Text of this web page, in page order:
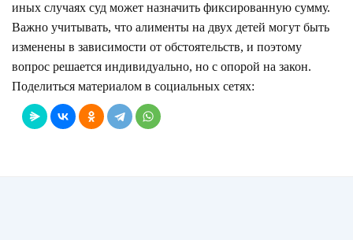
иных случаях суд может назначить фиксированную сумму.
Важно учитывать, что алименты на двух детей могут быть
изменены в зависимости от обстоятельств, и поэтому
вопрос решается индивидуально, но с опорой на закон.
Поделиться материалом в социальных сетях: